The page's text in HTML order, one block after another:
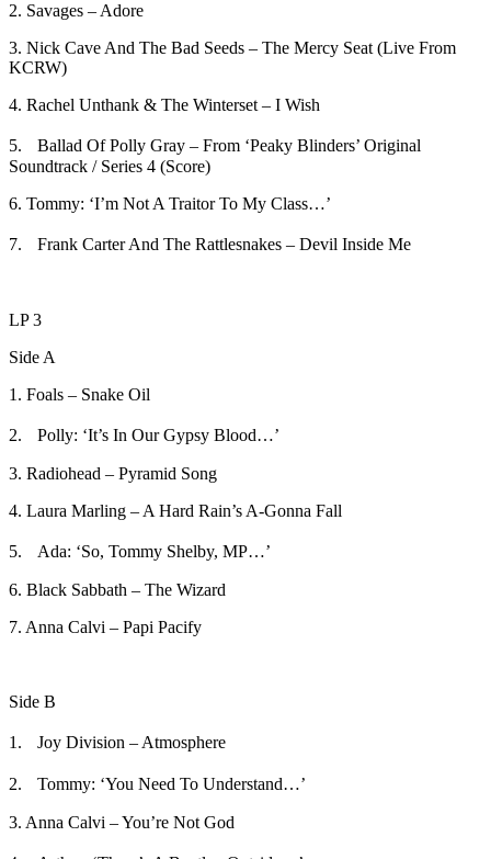
2. Savages – Adore
3. Nick Cave And The Bad Seeds – The Mercy Seat (Live From
KCRW)
4. Rachel Unthank & The Winterset – I Wish
5. Ballad Of Polly Gray – From ‘Peaky Blinders’ Original
Soundtrack / Series 4 (Score)
6. Tommy: ‘I’m Not A Traitor To My Class…’
7. Frank Carter And The Rattlesnakes – Devil Inside Me
LP 3
Side A
1. Foals – Snake Oil
2. Polly: ‘It’s In Our Gypsy Blood…’
3. Radiohead – Pyramid Song
4. Laura Marling – A Hard Rain’s A-Gonna Fall
5. Ada: ‘So, Tommy Shelby, MP…’
6. Black Sabbath – The Wizard
7. Anna Calvi – Papi Pacify
Side B
1. Joy Division – Atmosphere
2. Tommy: ‘You Need To Understand…’
3. Anna Calvi – You’re Not God